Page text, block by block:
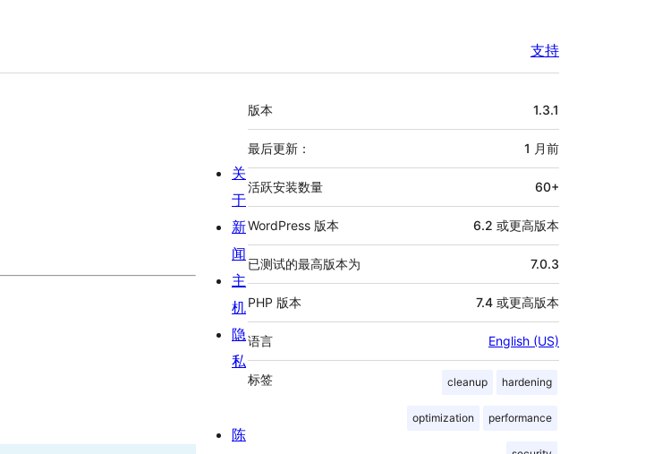
支持
额
外
信
息
版本 1.3.1
最后更新： 1 月前
活跃安装数量 60+
WordPress 版本 6.2 或更高版本
已测试的最高版本为 7.0.3
PHP 版本 7.4 或更高版本
语言 English (US)
标签 cleanup hardening
optimization performance
关
于
新
闻
主
机
隐
私
陈